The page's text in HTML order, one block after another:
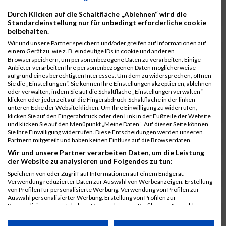
1069
Wilhelmsen
00:43:45.9
1020
Krummacker
1025
Last
00:43:53.7
953
Wrage
00:43:54.9
924
Lange
00:43:55.4
1070
Witt
00:43:55.7
973
Brüsse
00:44:00.7
890
Damman
00:44:02.9
1108
Gorniak
00:44:12.9
938
Schönewolf
00:44:46.4
1165
Witthöft
00:44:53.2
Durch Klicken auf die Schaltfläche „Ablehnen“ wird die
Standardeinstellung nur für unbedingt erforderliche cookie
beibehalten.
Wir und unsere Partner speichern und/oder greifen auf Informationen auf
einem Gerät zu, wie z. B. eindeutige IDs in cookie und anderen
Browserspeichern, um personenbezogene Daten zu verarbeiten. Einige
Anbieter verarbeiten Ihre personenbezogenen Daten möglicherweise
aufgrund eines berechtigten Interesses. Um dem zu widersprechen, öffnen
Sie die „Einstellungen“. Sie können Ihre Einstellungen akzeptieren, ablehnen
oder verwalten, indem Sie auf die Schaltfläche „Einstellungen verwalten“
klicken oder jederzeit auf die Fingerabdruck-Schaltfläche in der linken
unteren Ecke der Website klicken. Um Ihre Einwilligung zu widerrufen,
klicken Sie auf den Fingerabdruck oder den Link in der Fußzeile der Website
und klicken Sie auf den Menüpunkt „Meine Daten“. Auf dieser Seite können
Sie Ihre Einwilligung widerrufen. Diese Entscheidungen werden unseren
Partnern mitgeteilt und haben keinen Einfluss auf die Browserdaten.
Wir und unsere Partner verarbeiten Daten, um die Leistung
der Website zu analysieren und Folgendes zu tun:
Speichern von oder Zugriff auf Informationen auf einem Endgerät.
Verwendung reduzierter Daten zur Auswahl von Werbeanzeigen. Erstellung
von Profilen für personalisierte Werbung. Verwendung von Profilen zur
Auswahl personalisierter Werbung. Erstellung von Profilen zur
Personalisierung von Inhalten. Verwendung von Profilen zur Auswahl
Performance von Inhalten. Analyse von Zielgruppen durch Statistiken oder